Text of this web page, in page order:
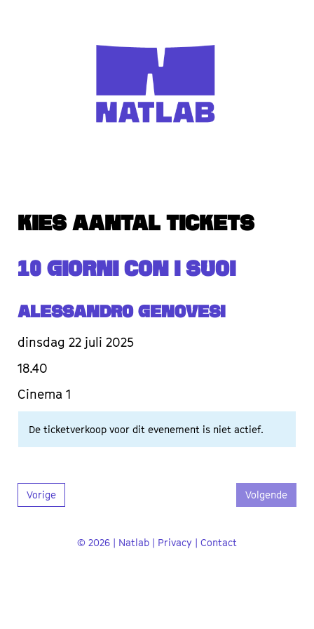
KIES AANTAL TICKETS
10 GIORNI CON I SUOI
Alessandro Genovesi
dinsdag 22 juli 2025
18.40
Cinema 1
De ticketverkoop voor dit evenement is niet actief.
Vorige Volgende
© 2026 | Natlab | Privacy | Contact